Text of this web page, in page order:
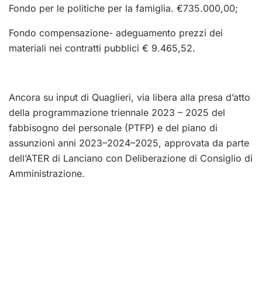
Fondo per le politiche per la famiglia. €735.000,00;
Fondo compensazione- adeguamento prezzi dei
materiali nei contratti pubblici € 9.465,52.
Ancora su input di Quaglieri, via libera alla presa d’atto
della programmazione triennale 2023 – 2025 del
fabbisogno del personale (PTFP) e del piano di
assunzioni anni 2023–2024–2025, approvata da parte
dell’ATER di Lanciano con Deliberazione di Consiglio di
Amministrazione.